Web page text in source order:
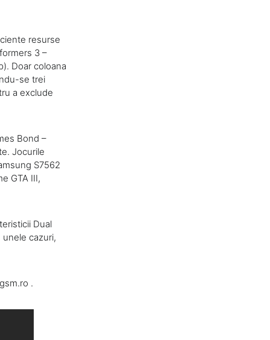
resurse
3 –
Doar coloana
se trei
a exclude
Bond –
Jocurile
S7562
GTA III,
Dual
cazuri,
.